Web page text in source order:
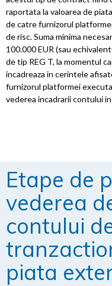
raportata la valoarea de
de catre furnizorul
de risc. Suma minima
100.000 EUR (sau
de tip REG T, la momentul
incadreaza in cerintele
furnizorul platformei
vederea incadrarii contului
Etape de
vederea
contului
piata